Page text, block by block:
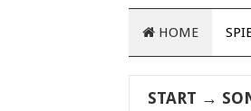
HOME
START →